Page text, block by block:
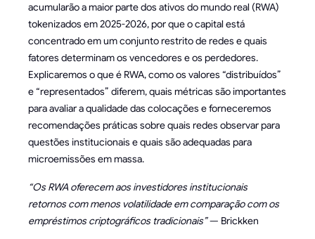
acumularão a maior parte dos ativos do mundo real (RWA)
tokenizados em 2025-2026, por que o capital está
concentrado em um conjunto restrito de redes e quais
fatores determinam os vencedores e os perdedores.
Explicaremos o que é RWA, como os valores “distribuídos”
e “representados” diferem, quais métricas são importantes
para avaliar a qualidade das colocações e forneceremos
recomendações práticas sobre quais redes observar para
questões institucionais e quais são adequadas para
microemissões em massa.
“Os RWA oferecem aos investidores institucionais
retornos com menos volatilidade em comparação com os
empréstimos criptográficos tradicionais”— Brickken